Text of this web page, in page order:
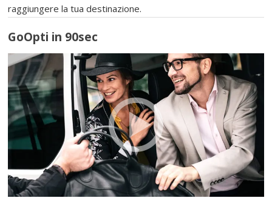
raggiungere la tua destinazione.
GoOpti in 90sec